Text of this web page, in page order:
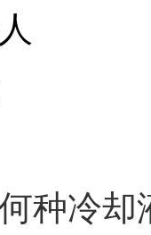
种冷